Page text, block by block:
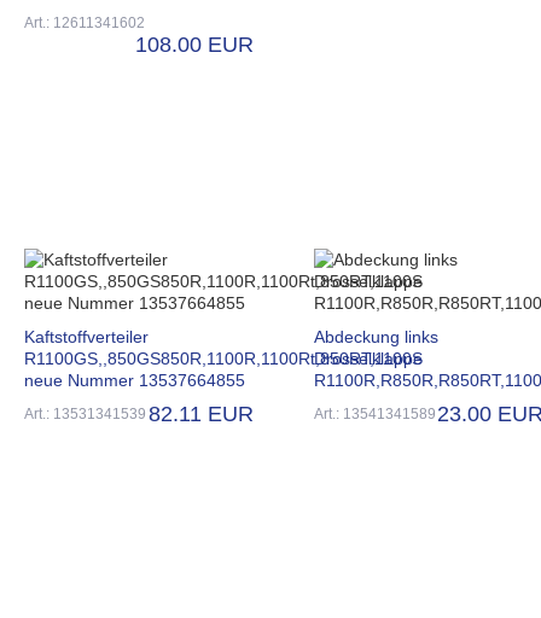
Art.: 12611341602
108.00 EUR
Kaftstoffverteiler
R1100GS,,850GS850R,1100R,1100Rt,850RT,1100S
neue Nummer 13537664855
Art.: 13531341539 82.11 EUR
Abdeckung links
Drosselklappe
Art.: 13541341589 23.00